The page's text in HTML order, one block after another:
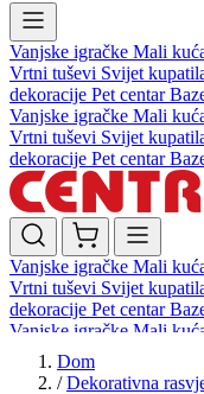
Vanjske igračke Mali
Vrtni tuševi Svijet
dekoracije Pet centar
Vanjske igračke Mali
Vrtni tuševi Svijet
dekoracije Pet centar
Vanjske igračke Mali
Vrtni tuševi Svijet
dekoracije Pet centar
Vanjske igračke Mali
Vrtni tuševi
dekoracijePet centar
Dom
/ Dekorativna